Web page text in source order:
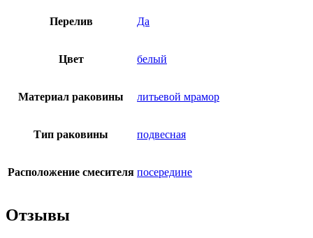
Перелив Да
Цвет белый
Материал раковины литьевой мрамор
Тип раковины подвесная
Расположение смесителя посередине
Отзывы